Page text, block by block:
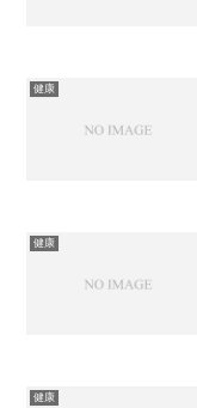
健康
健康
健康